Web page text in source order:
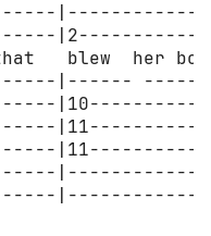
blew  her
|------